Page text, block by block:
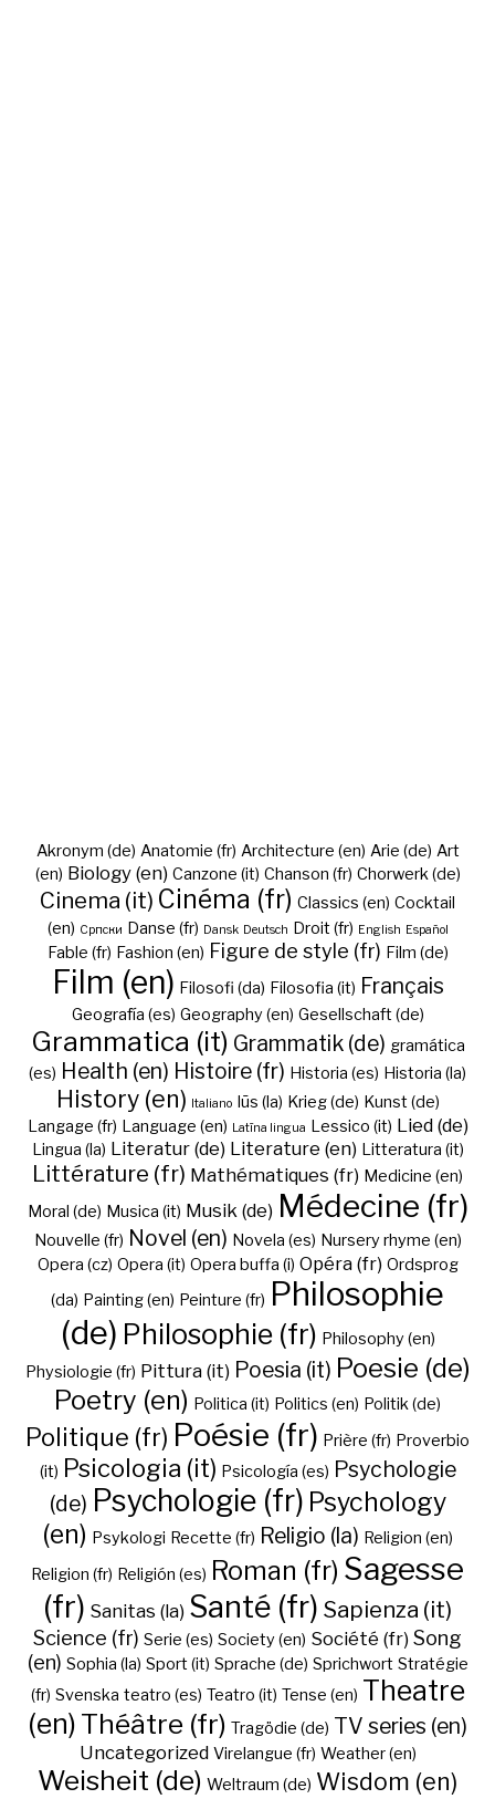
Akronym (de) Anatomie (fr) Architecture (en) Arie (de) Art
(en) Biology (en) Canzone (it) Chanson (fr) Chorwerk (de)
Cinema (it) Cinéma (fr) Classics (en) Cocktail
(en) Cрпски Danse (fr) Dansk Deutsch Droit (fr) English Español
Fable (fr) Fashion (en) Figure de style (fr) Film (de)
Film (en) Filosofi (da) Filosofia (it) Français
Geografía (es) Geography (en) Gesellschaft (de)
Grammatica (it) Grammatik (de) gramática
(es) Health (en) Histoire (fr) Historia (es) Historia (la)
History (en) Italiano Iūs (la) Krieg (de) Kunst (de)
Langage (fr) Language (en) Latīna lingua Lessico (it) Lied (de)
Lingua (la) Literatur (de) Literature (en) Litteratura (it)
Littérature (fr) Mathématiques (fr) Medicine (en)
Moral (de) Musica (it) Musik (de) Médecine (fr)
Nouvelle (fr) Novel (en) Novela (es) Nursery rhyme (en)
Opera (cz) Opera (it) Opera buffa (i) Opéra (fr) Ordsprog
(da) Painting (en) Peinture (fr) Philosophie
(de) Philosophie (fr) Philosophy (en)
Physiologie (fr) Pittura (it) Poesia (it) Poesie (de)
Poetry (en) Politica (it) Politics (en) Politik (de)
Politique (fr) Poésie (fr) Prière (fr) Proverbio
(it) Psicologia (it) Psicología (es) Psychologie
(de) Psychologie (fr) Psychology
(en) Psykologi Recette (fr) Religio (la) Religion (en)
Religion (fr) Religión (es) Roman (fr) Sagesse
(fr) Sanitas (la) Santé (fr) Sapienza (it)
Science (fr) Serie (es) Society (en) Société (fr) Song
(en) Sophia (la) Sport (it) Sprache (de) Sprichwort Stratégie
(fr) Svenska teatro (es) Teatro (it) Tense (en) Theatre
(en) Théâtre (fr) Tragödie (de) TV series (en)
Uncategorized Virelangue (fr) Weather (en)
Weisheit (de) Weltraum (de) Wisdom (en)